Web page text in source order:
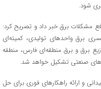
شود.
مشکلات برق خبر داد و تصریح کرد:
برق واحدهای تولیدی، کمیته‌ای
برق و برق منطقه‌ای فارس، منطقه
صنعتی تشکیل خواهد شد.
و ارائه راهکارهای فوری برای حل